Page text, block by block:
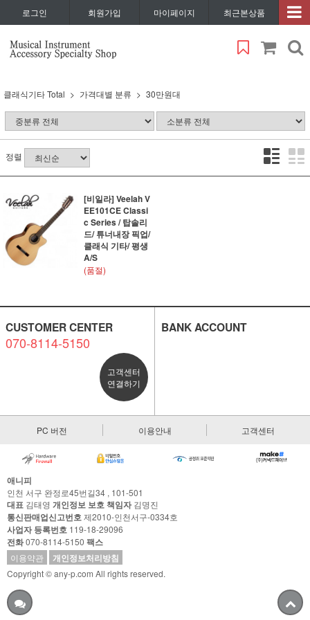
로그인 회원가입 마이페이지 최근본상품
클래식기타 Total 가격대별 분류 30만원대
정렬
[비일라] Veelah V
EE101CE Classi
c Series / 탑솔리
드/ 튜너내장 픽업/
클래식 기타/ 평생
A/S
(품절)
CUSTOMER CENTER
070-8114-5150
고객센터
연결하기
BANK ACCOUNT
PC 버전 이용안내 고객센터
애니피
인천 서구 완정로45번길34 , 101-501
대표 김태영 개인정보 보호 책임자김명진
통신판매업신고번호제2010-인천서구-0334호
사업자 등록번호 119-18-29096
전화070-8114-5150 팩스
이용약관 개인정보처리방침
Copyright © any-p.com All rights reserved.